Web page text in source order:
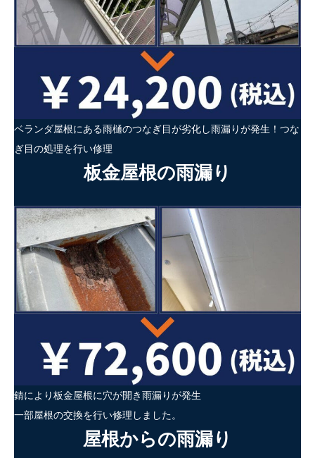
ベランダ屋根にある雨樋のつなぎ目が劣化し雨漏りが発生！つな
ぎ目の処理を行い修理
板金屋根の雨漏り
錆により板金屋根に穴が開き雨漏りが発生
一部屋根の交換を行い修理しました。
屋根からの雨漏り